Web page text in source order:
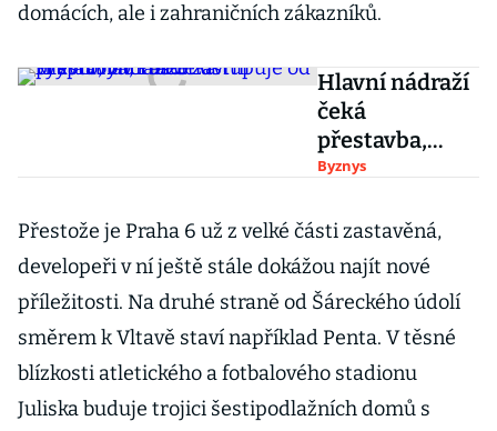
domácích, ale i zahraničních zákazníků.
Hlavní nádraží
čeká
přestavba,
Taleb zavrhl
Microsoft
ustupuje od
výstavby v
Praze
Byznys
Přestože je Praha 6 už z velké části zastavěná,
developeři v ní ještě stále dokážou najít nové
příležitosti. Na druhé straně od Šáreckého údolí
směrem k Vltavě staví například Penta. V těsné
blízkosti atletického a fotbalového stadionu
Juliska buduje trojici šestipodlažních domů s